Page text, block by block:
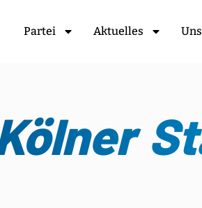
Partei Aktuelles